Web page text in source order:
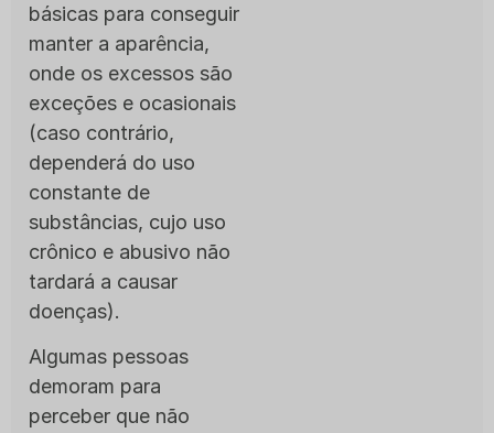
básicas para conseguir
manter a aparência,
onde os excessos são
exceções e ocasionais
(caso contrário,
dependerá do uso
constante de
substâncias, cujo uso
crônico e abusivo não
tardará a causar
doenças).
Algumas pessoas
demoram para
perceber que não